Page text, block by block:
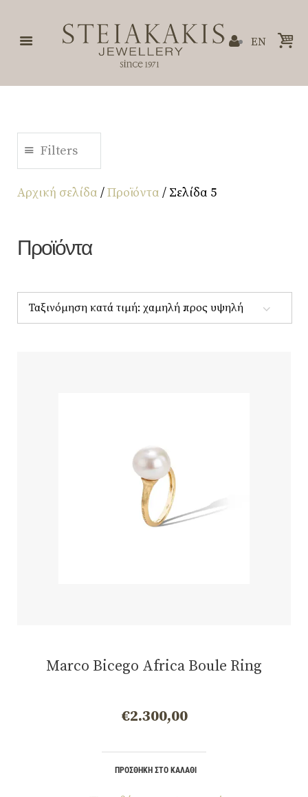
EN
Filters
Αρχική σελίδα /Προϊόντα / Σελίδα 5
Προϊόντα
Marco Bicego Africa Boule Ring
€2.300,00
ΠΡΟΣΘΉΚΗ ΣΤΟ ΚΑΛΆΘΙ